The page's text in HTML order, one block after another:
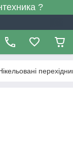
?